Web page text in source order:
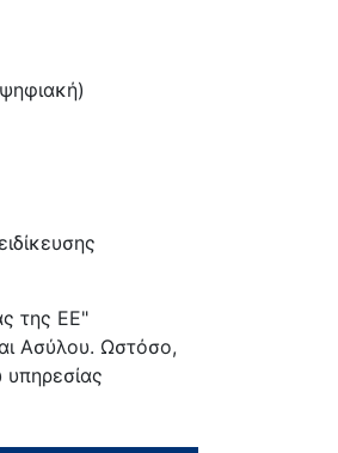
της ΕΕ"
Ασύλου. Ωστόσο,
υπηρεσίας